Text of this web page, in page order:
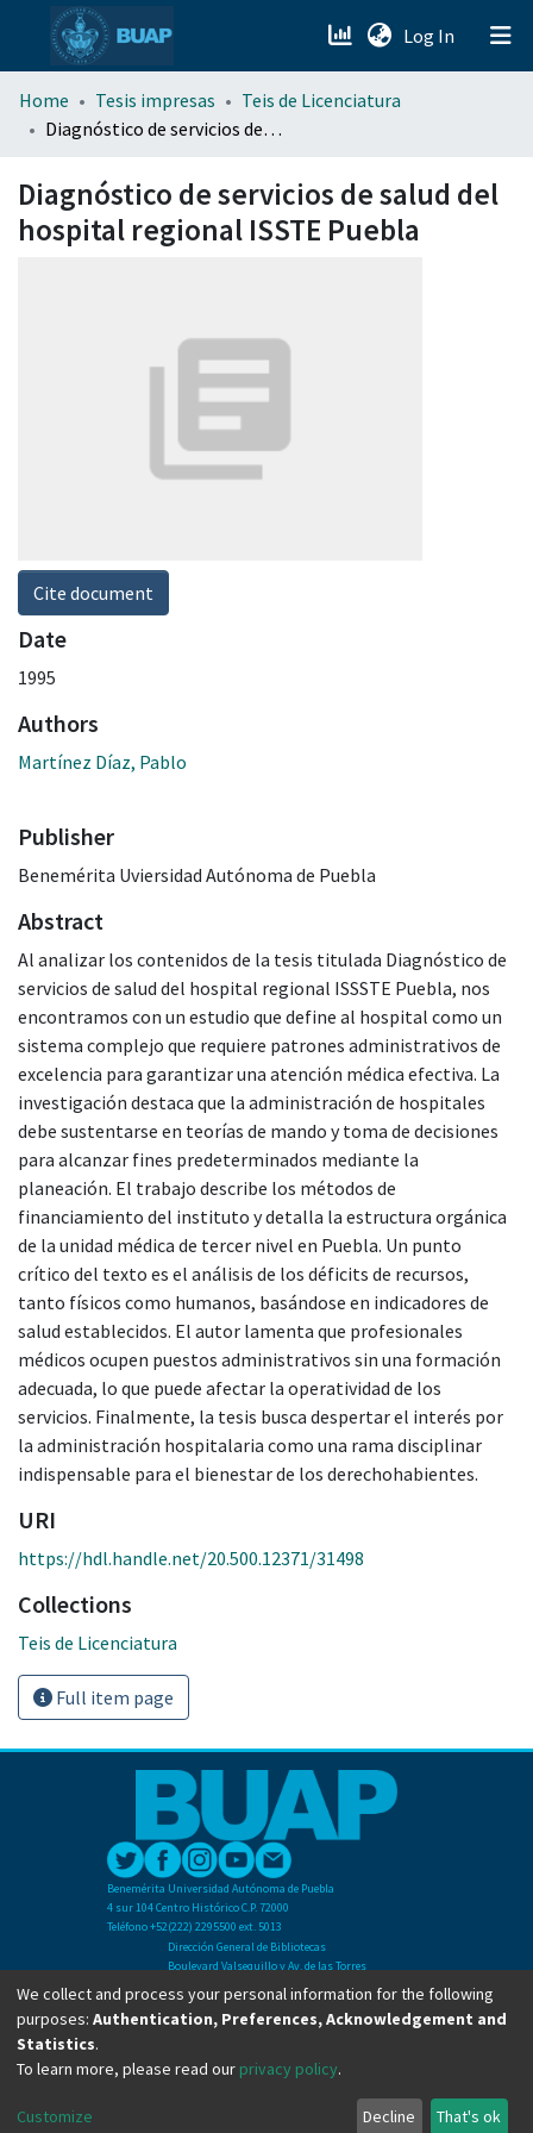
Log In (current)
menu.section.about_menu
Home Tesis impresas
Teis de Licenciatura
Diagnóstico de servicios de salud del hospital regional ISSTE Puebla
Diagnóstico de servicios de salud del
hospital regional ISSTE Puebla
Cite document
Date
1995
Authors
Martínez Díaz, Pablo
Publisher
Benemérita Uviersidad Autónoma de Puebla
Abstract
Al analizar los contenidos de la tesis titulada Diagnóstico de
servicios de salud del hospital regional ISSSTE Puebla, nos
encontramos con un estudio que define al hospital como un
sistema complejo que requiere patrones administrativos de
excelencia para garantizar una atención médica efectiva. La
investigación destaca que la administración de hospitales
debe sustentarse en teorías de mando y toma de decisiones
para alcanzar fines predeterminados mediante la
planeación. El trabajo describe los métodos de
financiamiento del instituto y detalla la estructura orgánica
de la unidad médica de tercer nivel en Puebla. Un punto
crítico del texto es el análisis de los déficits de recursos,
tanto físicos como humanos, basándose en indicadores de
salud establecidos. El autor lamenta que profesionales
médicos ocupen puestos administrativos sin una formación
adecuada, lo que puede afectar la operatividad de los
servicios. Finalmente, la tesis busca despertar el interés por
la administración hospitalaria como una rama disciplinar
indispensable para el bienestar de los derechohabientes.
URI
https://hdl.handle.net/20.500.12371/31498
Collections
Teis de Licenciatura
Full item page
Benemérita Universidad Autónoma de Puebla
4 sur 104 Centro Histórico C.P. 72000
Teléfono +52(222) 2295500 ext. 5013
Dirección General de Bibliotecas
Boulevard Valsequillo y Av. de las Torres
Ciudad Universitaria. Col. San Manuel
C.P. 72570
Teléfono +52 (222) 2295500 Ext 2901
Copyright © Dirección General de Bibliotecas - BUAP 2024. All right reserved.
We collect and process your personal information for the following
purposes: Authentication, Preferences, Acknowledgement and
Statistics.
To learn more, please read our privacy policy.
Customize Decline That's ok